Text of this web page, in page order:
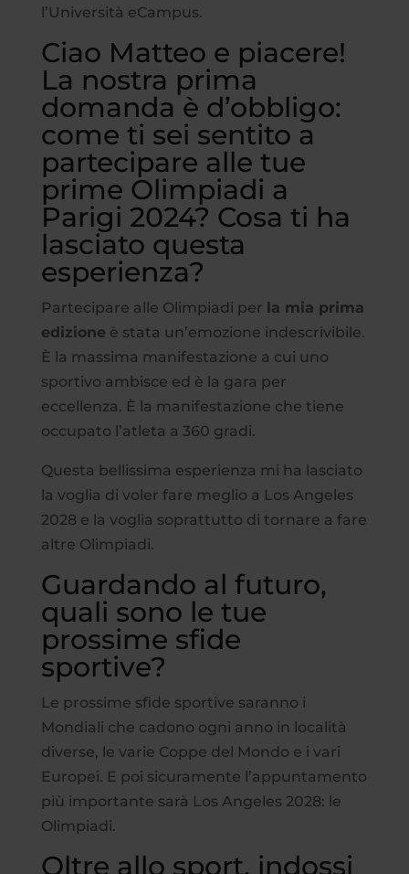
l’Università eCampus.
Ciao Matteo e piacere!
La nostra prima
domanda è d’obbligo:
come ti sei sentito a
partecipare alle tue
prime Olimpiadi a
Parigi 2024? Cosa ti ha
lasciato questa
esperienza?
Partecipare alle Olimpiadi per la mia prima
edizione è stata un’emozione indescrivibile.
È la massima manifestazione a cui uno
sportivo ambisce ed è la gara per
eccellenza. È la manifestazione che tiene
occupato l’atleta a 360 gradi.
Questa bellissima esperienza mi ha lasciato
la voglia di voler fare meglio a Los Angeles
2028 e la voglia soprattutto di tornare a fare
altre Olimpiadi.
Guardando al futuro,
quali sono le tue
prossime sfide
sportive?
Le prossime sfide sportive saranno i
Mondiali che cadono ogni anno in località
diverse, le varie Coppe del Mondo e i vari
Europei. E poi sicuramente l’appuntamento
più importante sarà Los Angeles 2028: le
Olimpiadi.
Oltre allo sport, indossi